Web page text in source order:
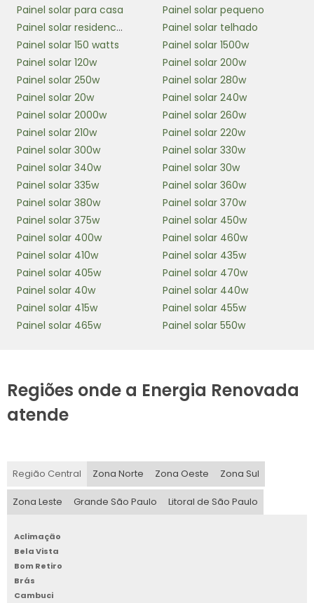
Painel solar para casa
Painel solar pequeno
Painel solar residencial
Painel solar telhado
Painel solar 150 watts
Painel solar 1500w
Painel solar 120w
Painel solar 200w
Painel solar 250w
Painel solar 280w
Painel solar 20w
Painel solar 240w
Painel solar 2000w
Painel solar 260w
Painel solar 210w
Painel solar 220w
Painel solar 300w
Painel solar 330w
Painel solar 340w
Painel solar 30w
Painel solar 335w
Painel solar 360w
Painel solar 380w
Painel solar 370w
Painel solar 375w
Painel solar 450w
Painel solar 400w
Painel solar 460w
Painel solar 410w
Painel solar 435w
Painel solar 405w
Painel solar 470w
Painel solar 40w
Painel solar 440w
Painel solar 415w
Painel solar 455w
Painel solar 465w
Painel solar 550w
Regiões onde a Energia Renovada
atende
Região Central Zona Norte Zona Oeste Zona Sul
Zona Leste Grande São Paulo Litoral de São Paulo
Aclimação
Bela Vista
Bom Retiro
Brás
Cambuci